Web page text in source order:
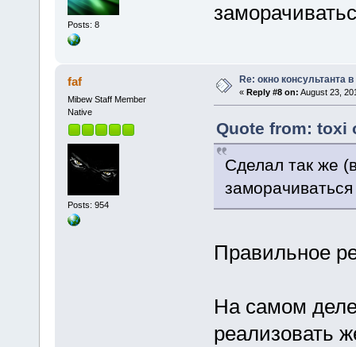
Posts: 8
faf
Mibew Staff Member
Native
Posts: 954
Re: окно консультанта
« Reply #8 on: August 23,
Quote from: toxi
Сделал так же
Правильное
На самом
реализовать